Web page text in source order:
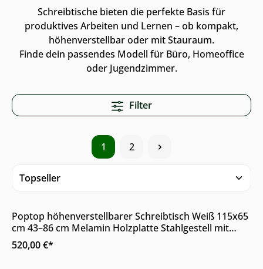
Schreibtische bieten die perfekte Basis für
produktives Arbeiten und Lernen – ob kompakt,
höhenverstellbar oder mit Stauraum.
Finde dein passendes Modell für Büro, Homeoffice
oder Jugendzimmer.
Filter
1 2
Online & im Möbelhaus verfügbar
Poptop höhenverstellbarer Schreibtisch Weiß 115x65
cm 43–86 cm Melamin Holzplatte Stahlgestell mit
Rollen
520,00 €*
Online & im Möbelhaus verfügbar